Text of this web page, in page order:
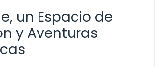
un Espacio de
y Aventuras